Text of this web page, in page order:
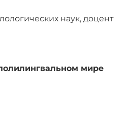
наук, доцент
мире